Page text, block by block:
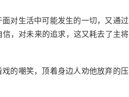
对生活中可能发生的一切，又通过
，对未来的追求，这又耗去了主将
的嘲笑，顶着身边人劝他放弃的压